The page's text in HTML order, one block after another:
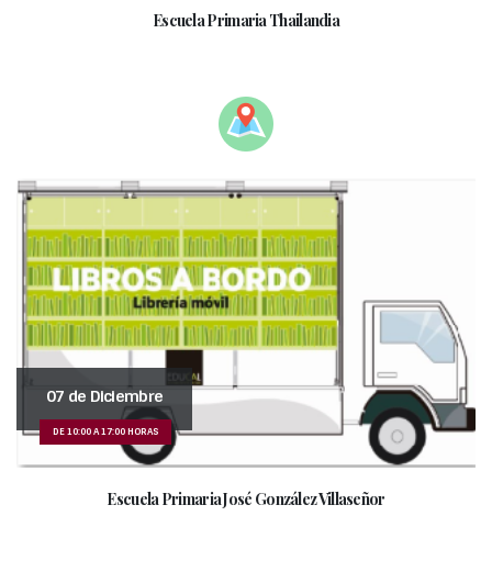
Escuela Primaria Thailandia
07 de Diciembre
DE 10:00 A 17:00 HORAS
Escuela Primaria José González Villaseñor